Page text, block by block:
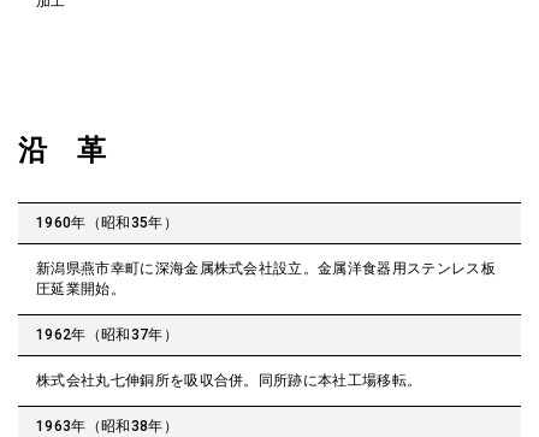
沿 革
1960年（昭和35年）
新潟県燕市幸町に深海金属株式会社設立。金属洋食器用ステンレス板
圧延業開始。
1962年（昭和37年）
株式会社丸七伸銅所を吸収合併。同所跡に本社工場移転。
1963年（昭和38年）